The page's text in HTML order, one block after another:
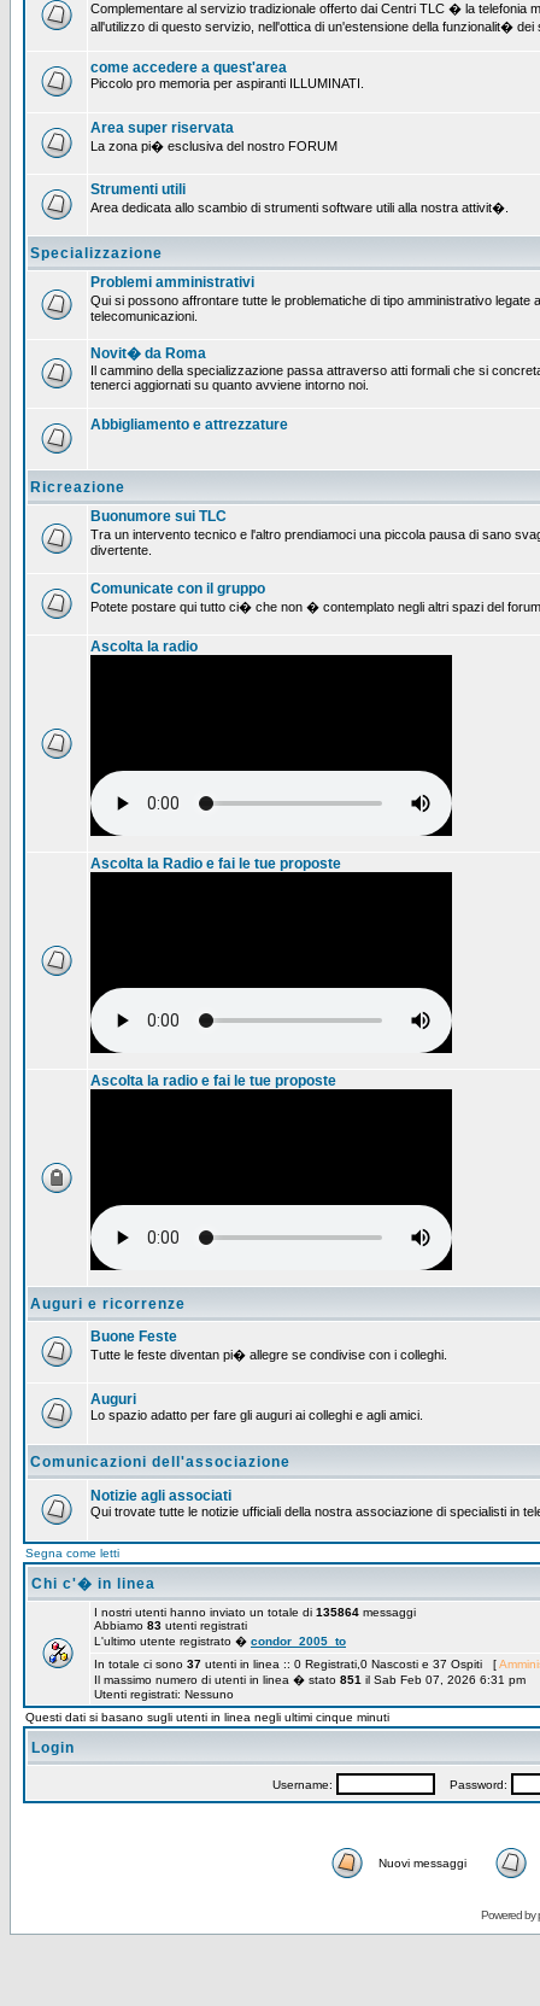
Complementare al servizio tradizionale offerto dai Centri TLC � la telefonia
all'utilizzo di questo servizio, nell'ottica di un'estensione della funzionalit�
come accedere a quest'area
Piccolo pro memoria per aspiranti ILLUMINATI.
Area super riservata
La zona pi� esclusiva del nostro FORUM
Strumenti utili
Area dedicata allo scambio di strumenti software utili alla nostra attivit�.
Specializzazione
Problemi amministrativi
Qui si possono affrontare tutte le problematiche di tipo amministrativo
telecomunicazioni.
Novit� da Roma
Il cammino della specializzazione passa attraverso atti formali che si
tenerci aggiornati su quanto avviene intorno noi.
Abbigliamento e attrezzature
Ricreazione
Buonumore sui TLC
Tra un intervento tecnico e l'altro prendiamoci una piccola pausa di sano
divertente.
Comunicate con il gruppo
Potete postare qui tutto ci� che non � contemplato negli altri spazi del
Ascolta la radio
Ascolta la Radio e fai le tue proposte
Ascolta la radio e fai le tue proposte
Auguri e ricorrenze
Buone Feste
Tutte le feste diventan pi� allegre se condivise con i colleghi.
Auguri
Lo spazio adatto per fare gli auguri ai colleghi e agli amici.
Comunicazioni dell'associazione
Notizie agli associati
Qui trovate tutte le notizie ufficiali della nostra associazione di specialisti in
Segna come letti
Chi c'� in linea
I nostri utenti hanno inviato un totale di 135864 messaggi
Abbiamo 83 utenti registrati
L'ultimo utente registrato � condor_2005_to
In totale ci sono 37 utenti in linea :: 0 Registrati,0 Nascosti e 37 Ospiti [
Il massimo numero di utenti in linea � stato 851 il Sab Feb 07, 2026 6:31 pm
Utenti registrati: Nessuno
Questi dati si basano sugli utenti in linea negli ultimi cinque minuti
Login
Username: Password:
Nuovi messaggi
Powered by